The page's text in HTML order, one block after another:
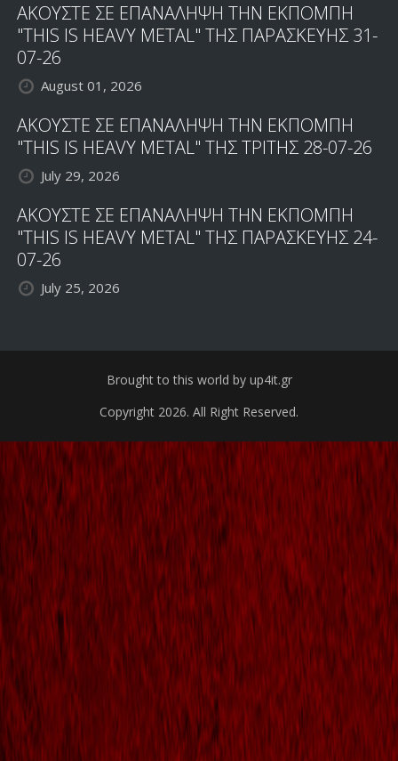
ΑΚΟΥΣΤΕ ΣΕ ΕΠΑΝΑΛΗΨΗ ΤΗΝ ΕΚΠΟΜΠΗ
"THIS IS HEAVY METAL" ΤΗΣ ΠΑΡΑΣΚΕΥΗΣ 31-
07-26
August 01, 2026
ΑΚΟΥΣΤΕ ΣΕ ΕΠΑΝΑΛΗΨΗ ΤΗΝ ΕΚΠΟΜΠΗ
"THIS IS HEAVY METAL" ΤΗΣ ΤΡΙΤΗΣ 28-07-26
July 29, 2026
ΑΚΟΥΣΤΕ ΣΕ ΕΠΑΝΑΛΗΨΗ ΤΗΝ ΕΚΠΟΜΠΗ
"THIS IS HEAVY METAL" ΤΗΣ ΠΑΡΑΣΚΕΥΗΣ 24-
07-26
July 25, 2026
Brought to this world by up4it.gr
Copyright 2026. All Right Reserved.